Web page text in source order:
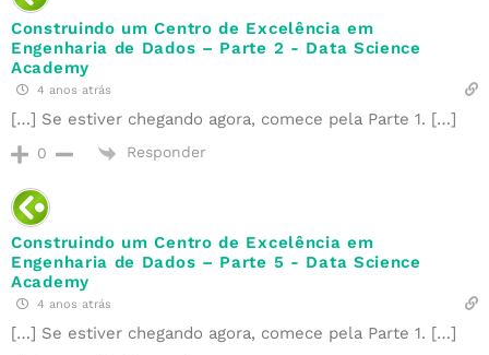
Construindo um Centro de Excelência em
Engenharia de Dados – Parte 2 - Data Science
Academy
4 anos atrás
[…] Se estiver chegando agora, comece pela Parte 1. […]
0 Responder
Construindo um Centro de Excelência em
Engenharia de Dados – Parte 5 - Data Science
Academy
4 anos atrás
[…] Se estiver chegando agora, comece pela Parte 1. […]